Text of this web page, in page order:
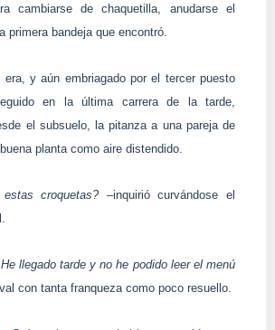
cambiarse de chaquetilla, anudarse el
primera bandeja que encontró.
era, y aún embriagado por el tercer puesto
en la última carrera de la tarde,
el subsuelo, la pitanza a una pareja de
planta como aire distendido
croquetas?–inquirió curvándose el
llegado tarde y no he podido leer el menú
con tanta franqueza como poco resuello.